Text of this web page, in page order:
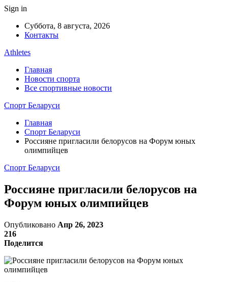
Sign in
Суббота, 8 августа, 2026
Контакты
Athletes
Главная
Новости спорта
Все спортивные новости
Спорт Беларуси
Главная
Спорт Беларуси
Россияне пригласили белорусов на Форум юных
олимпийцев
Спорт Беларуси
Россияне пригласили белорусов на
Форум юных олимпийцев
Опубликовано Апр 26, 2023
216
Поделится